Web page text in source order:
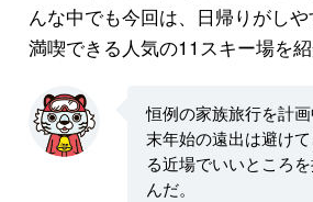
んな中でも今回は、日帰りがし
満喫できる人気の11スキー場を紹
恒例の家族旅行を計
末年始の遠出は避け
る近場でいいところ
んだ。